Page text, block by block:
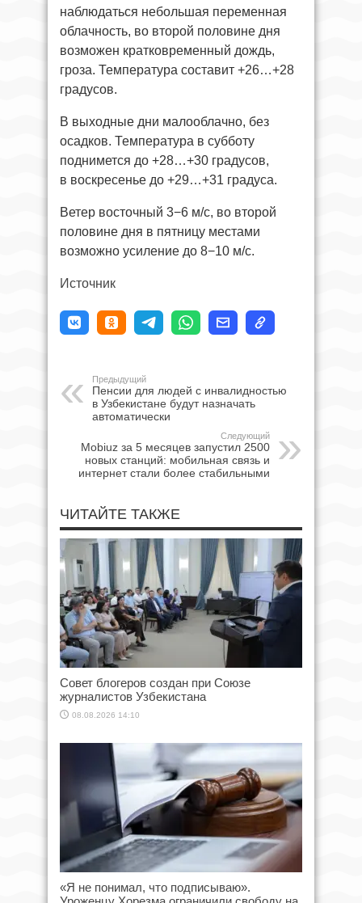
наблюдаться небольшая переменная
облачность, во второй половине дня
возможен кратковременный дождь,
гроза. Температура составит +26…+28
градусов.
В выходные дни малооблачно, без
осадков. Температура в субботу
поднимется до +28…+30 градусов,
в воскресенье до +29…+31 градуса.
Ветер восточный 3−6 м/с, во второй
половине дня в пятницу местами
возможно усиление до 8−10 м/с.
Источник
Предыдущий
Пенсии для людей с инвалидностью
в Узбекистане будут назначать
автоматически
Следующий
Mobiuz за 5 месяцев запустил 2500
новых станций: мобильная связь и
интернет стали более стабильными
ЧИТАЙТЕ ТАКЖЕ
Совет блогеров создан при Союзе
журналистов Узбекистана
08.08.2026 14:10
«Я не понимал, что подписываю».